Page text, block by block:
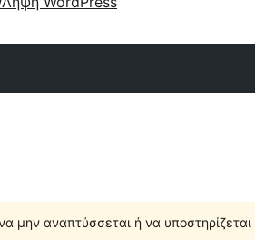
μην αναπτύσσεται ή να υποστηρίζεται